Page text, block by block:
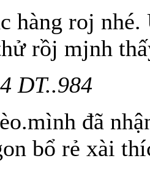
hàng roj
rồj mjnh
DT..984
đã
bổ rẻ xài